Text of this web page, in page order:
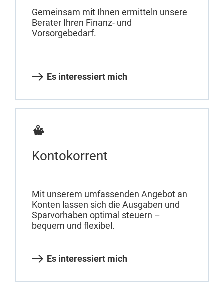
Gemeinsam mit Ihnen ermitteln unsere
Berater Ihren Finanz- und
Vorsorgebedarf.
Es interessiert mich
Kontokorrent
Mit unserem umfassenden Angebot an
Konten lassen sich die Ausgaben und
Sparvorhaben optimal steuern –
bequem und flexibel.
Es interessiert mich